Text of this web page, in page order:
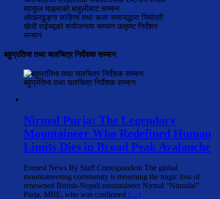
ओखलढुङ्गा साहित्य तथा कला समाजद्धारा निर्मात्री
खेजी राईज्यूको संयोजनामा सम्मान उत्कृष्ट निर्देशन
सम्मान
बहुप्रतिभा तथा चलचित्र निर्देशक सम्मान
बहुप्रतिभा तथा चलचित्र निर्देशक सम्मान
Nirmal Purja: The Legendary
Mountaineer Who Redefined Human
Limits Dies in Broad Peak Avalanche
Everest News By Staff Correspondent The global
mountaineering community is mourning the tragic loss of
renowned British-Nepali mountaineer Nirmal “Nimsdai”
Purja, MBE, who was confirmed […]